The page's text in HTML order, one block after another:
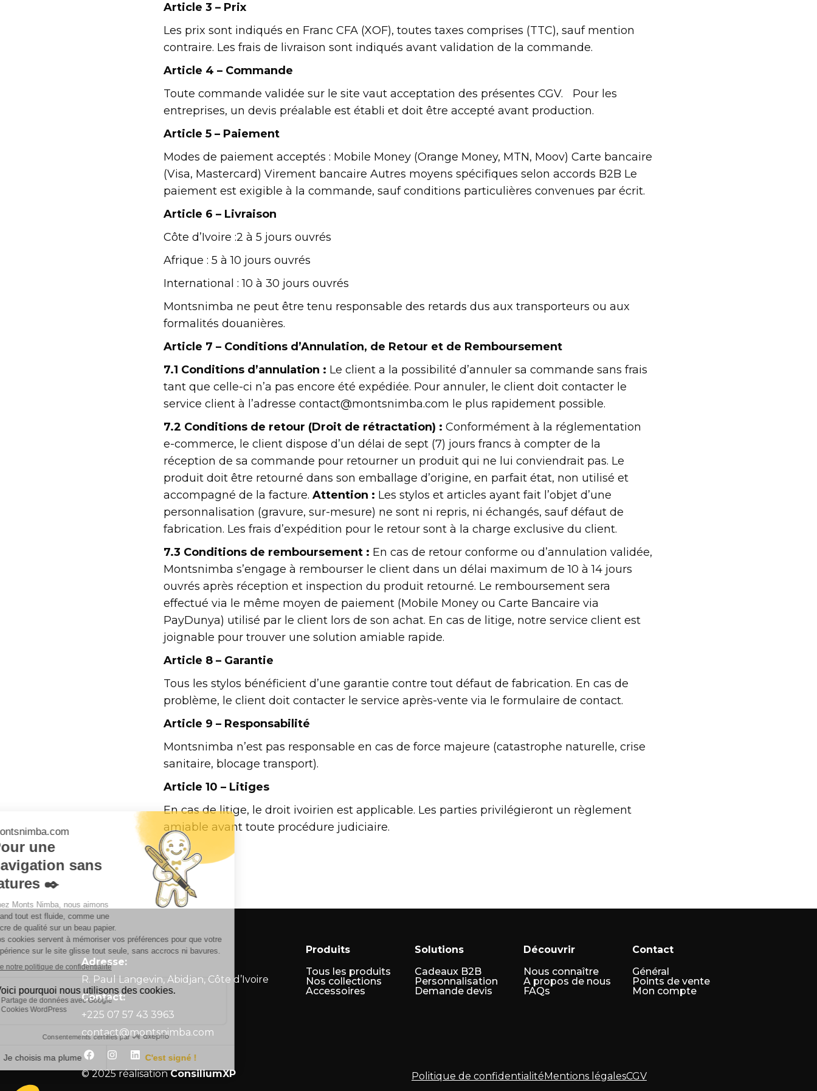
Article 3 – Prix
Les prix sont indiqués en Franc CFA (XOF), toutes taxes comprises (TTC), sauf mention
contraire. Les frais de livraison sont indiqués avant validation de la commande.
Article 4 – Commande
Toute commande validée sur le site vaut acceptation des présentes CGV. Pour les
entreprises, un devis préalable est établi et doit être accepté avant production.
Article 5 – Paiement
Modes de paiement acceptés : Mobile Money (Orange Money, MTN, Moov) Carte bancaire
(Visa, Mastercard) Virement bancaire Autres moyens spécifiques selon accords B2B Le
paiement est exigible à la commande, sauf conditions particulières convenues par écrit.
Article 6 – Livraison
Côte d’Ivoire :2 à 5 jours ouvrés
Afrique : 5 à 10 jours ouvrés
International : 10 à 30 jours ouvrés
Montsnimba ne peut être tenu responsable des retards dus aux transporteurs ou aux
formalités douanières.
Article 7 – Conditions d’Annulation, de Retour et de Remboursement
7.1 Conditions d’annulation : Le client a la possibilité d’annuler sa commande sans frais
tant que celle-ci n’a pas encore été expédiée. Pour annuler, le client doit contacter le
service client à l’adresse contact@montsnimba.com le plus rapidement possible.
7.2 Conditions de retour (Droit de rétractation) : Conformément à la réglementation
e-commerce, le client dispose d’un délai de sept (7) jours francs à compter de la
réception de sa commande pour retourner un produit qui ne lui conviendrait pas. Le
produit doit être retourné dans son emballage d’origine, en parfait état, non utilisé et
accompagné de la facture. Attention : Les stylos et articles ayant fait l’objet d’une
personnalisation (gravure, sur-mesure) ne sont ni repris, ni échangés, sauf défaut de
fabrication. Les frais d’expédition pour le retour sont à la charge exclusive du client.
7.3 Conditions de remboursement : En cas de retour conforme ou d’annulation validée,
Montsnimba s’engage à rembourser le client dans un délai maximum de 10 à 14 jours
ouvrés après réception et inspection du produit retourné. Le remboursement sera
effectué via le même moyen de paiement (Mobile Money ou Carte Bancaire via
PayDunya) utilisé par le client lors de son achat. En cas de litige, notre service client est
joignable pour trouver une solution amiable rapide.
Article 8 – Garantie
Tous les stylos bénéficient d’une garantie contre tout défaut de fabrication. En cas de
problème, le client doit contacter le service après-vente via le formulaire de contact.
Article 9 – Responsabilité
Montsnimba n’est pas responsable en cas de force majeure (catastrophe naturelle, crise
sanitaire, blocage transport).
Article 10 – Litiges
En cas de litige, le droit ivoirien est applicable. Les parties privilégieront un règlement
amiable avant toute procédure judiciaire.
Adresse:
R. Paul Langevin, Abidjan, Côte d’Ivoire
Contact:
+225 07 57 43 3963
contact@montsnimba.com
Produits
Tous les produits
Nos collections
Accessoires
Solutions
Cadeaux B2B
Personnalisation
Demande devis
Découvrir
Nous connaître
A propos de nous
FAQs
Contact
Général
Points de vente
Mon compte
© 2025 réalisationConsiliumXP Politique de confidentialitéMentions légalesCGV